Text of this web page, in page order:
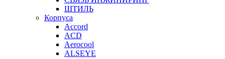
ШТИЛЬ
Корпуса
Accord
ACD
Aerocool
ALSEYE